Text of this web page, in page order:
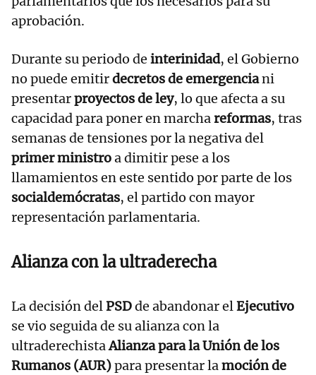
aprobación.
Durante su periodo de interinidad, el Gobierno
no puede emitirdecretos de emergenciani
presentarproyectos de ley, lo que afecta a su
capacidad para poner en marchareformas, tras
semanas de tensiones por la negativa del
primer ministroa dimitir pese a los
llamamientos en este sentido por parte de los
socialdemócratas, el partido con mayor
representación parlamentaria.
Alianza con la ultraderecha
La decisión delPSDde abandonar elEjecutivo
se vio seguida de su alianza con la
ultraderechistaAlianza para la Unión de los
Rumanos (AUR)para presentar lamoción de